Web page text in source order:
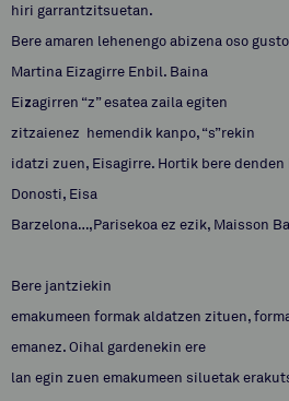
hiri garrantzitsuetan.
Bere amaren lehenengo abizena oso
Martina Eizagirre Enbil. Baina
Eizagirren “z” esatea zaila egiten
zitzaienez hemendik kanpo, “s”rekin
idatzi zuen, Eisagirre. Hortik bere denden
Donosti, Eisa
Barzelona…,Parisekoa ez ezik, Maisson
Bere jantziekin
emakumeen formak aldatzen zituen,
emanez. Oihal gardenekin ere
lan egin zuen emakumeen siluetak